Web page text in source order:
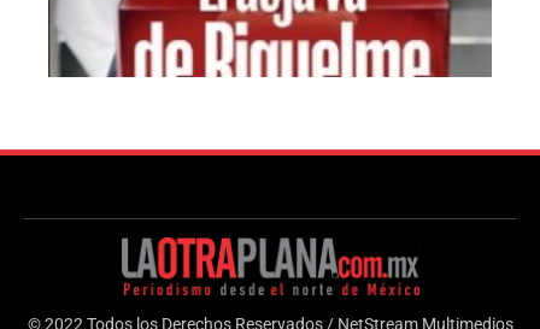
© 2022 Todos los Derechos Reservados / NetStream Multimedios